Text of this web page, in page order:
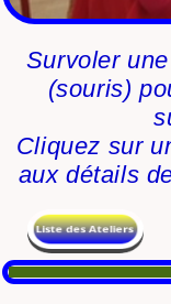
Survoler
(souris)
Cliquez sur
aux détails